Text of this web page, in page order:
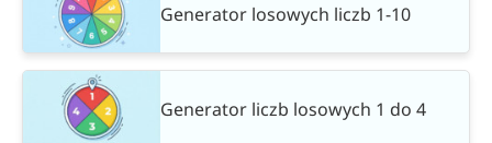
Generator losowych liczb 1-10
Generator liczb losowych 1 do 4